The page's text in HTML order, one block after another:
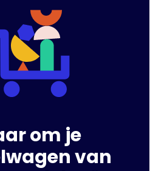
om je
van